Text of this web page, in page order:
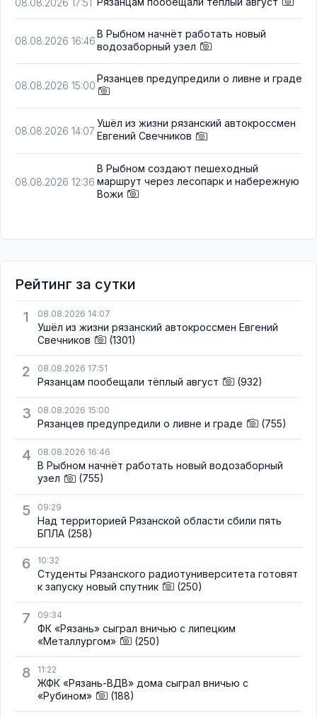
08.08.2026 17:51
08.08.2026 16:46
В Рыбном начнёт работать новый
водозаборный узел
08.08.2026 15:00
Рязанцев предупредили о ливне и граде
08.08.2026 14:07
Ушёл из жизни рязанский автокроссмен
Евгений Свечников
08.08.2026 12:36
В Рыбном создают пешеходный
маршрут через лесопарк и набережную
Вожи
Рейтинг за сутки
1
08.08.2026 14:07
Ушёл из жизни рязанский автокроссмен Евгений
Свечников
(1301)
2 08.08.2026 17:51
Рязанцам пообещали тёплый август (932)
3 08.08.2026 15:00
Рязанцев предупредили о ливне и граде (755)
4 08.08.2026 16:46
В Рыбном начнёт работать новый водозаборный
узел
(755)
5 09:29
Над территорией Рязанской области сбили пять
БПЛА (258)
6 10:32
Студенты Рязанского радиотуниверситета готовят
к запуску новый спутник
(250)
7 09:34
ФК «Рязань» сыграл вничью с липецким
«Металлургом»
(250)
8 11:22
ЖФК «Рязань-ВДВ» дома сыграл вничью с
«Рубином»
(188)